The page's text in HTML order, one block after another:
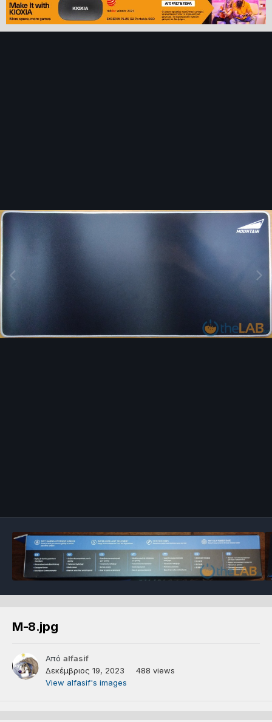
Μ-8.jpg
Από alfasif
Δεκέμβριος 19, 2023
488 views
View alfasif's images